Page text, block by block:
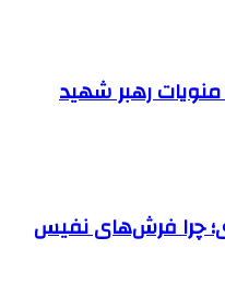
منویات رهبر شهید
چرا فرش‌های نفیس